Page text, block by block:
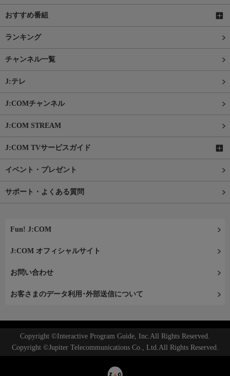
おすすめ番組
ランキング
チャンネル一覧
J:テレ
J:COMチャンネル
J:COM STREAM
J:COM TVサービスガイド
イベント・プレゼント
サポート・よくある質問
Fun! J:COM
J:COM オフィシャルサイト
お問い合わせ
お客さまのデータ利用･外部送信について
Copyright ©Interactive Program Guide, Inc.All Rights Reserved.
Copyright ©Jupiter Telecommunications Co., Ltd.All Rights Reserved.